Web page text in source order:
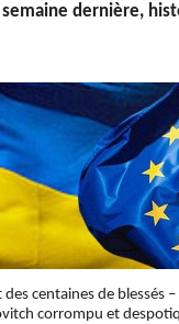
semaine dernière,
centaines de blessés
corrompu et